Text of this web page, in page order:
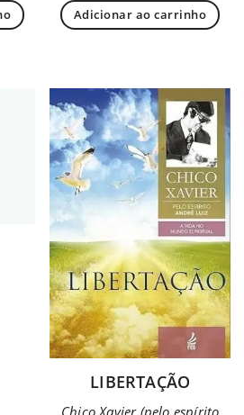
Adicionar ao carrinho
LIBERTAÇÃO